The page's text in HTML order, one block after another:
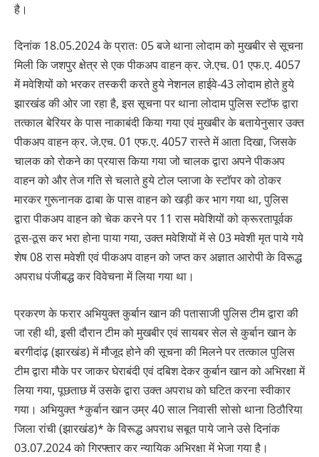
है।
दिनांक 18.05.2024 के प्रातः 05 बजे थाना लोदाम को मुखबीर से सूचना
मिली कि जशपुर क्षेत्र से एक पीकअप वाहन क्र. जे.एच. 01 एफ.ए. 4057
में मवेशियों को भरकर तस्करी करते हुये नेशनल हाईवे-43 लोदाम होते हुये
झारखंड की ओर जा रहा है, इस सूचना पर थाना लोदाम पुलिस स्टाॅफ द्वारा
तत्काल बेरियर के पास नाकाबंदी किया गया एवं मुखबीर के बतायेनुसार उक्त
पीकअप वाहन क्र. जे.एच. 01 एफ.ए. 4057 रास्ते में आता दिखा, जिसके
चालक को रोकने का प्रयास किया गया जो चालक द्वारा अपने पीकअप
वाहन को और तेज गति से चलाते हुये टोल प्लाजा के स्टाॅपर को ठोकर
मारकर गुरूनानक ढाबा के पास वाहन को खड़ी कर भाग गया था, पुलिस
द्वारा पीकअप वाहन को चेक करने पर 11 रास मवेशियों को क्रूरतापूर्वक
ठूस-ठूस कर भरा होना पाया गया, उक्त मवेशियों में से 03 मवेशी मृत पाये गये
शेष 08 रास मवेशी एवं पीकअप वाहन को जप्त कर अज्ञात आरोपी के विरूद्ध
अपराध पंजीबद्ध कर विवेचना में लिया गया था।
प्रकरण के फरार अभियुक्त कुर्बान खान की पतासाजी पुलिस टीम द्वारा की
जा रही थी, इसी दौरान टीम को मुखबीर एवं सायबर सेल से कुर्बान खान के
बरगीदांढ़ (झारखंड) में मौजूद होने की सूचना की मिलने पर तत्काल पुलिस
टीम द्वारा मौके पर जाकर घेराबंदी एवं दबिश देकर कुर्बान खान को अभिरक्षा में
लिया गया, पूछताछ में उसके द्वारा उक्त अपराध को घटित करना स्वीकार
गया। अभियुक्त *कुर्बान खान उम्र 40 साल निवासी सोसो थाना ठिठौरिया
जिला रांची (झारखंड)* के विरूद्ध अपराध सबूत पाये जाने उसे दिनांक
03.07.2024 को गिरफ्तार कर न्यायिक अभिरक्षा में भेजा गया है।